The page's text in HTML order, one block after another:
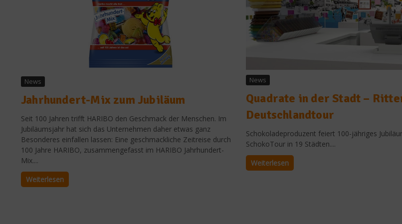
News
Jahrhundert-Mix zum Jubiläum
Seit 100 Jahren trifft HARIBO den Geschmack der Menschen. Im
Jubiläumsjahr hat sich das Unternehmen daher etwas ganz
Besonderes einfallen lassen: Eine geschmackliche Zeitreise durch
100 Jahre HARIBO, zusammengefasst im HARIBO Jahrhundert-
Mix....
Weiterlesen
News
Quadrate in der Stadt –
Deutschlandtour
Schokoladeproduzent feiert 100-jähriges
SchokoTour in 19 Städten....
Weiterlesen